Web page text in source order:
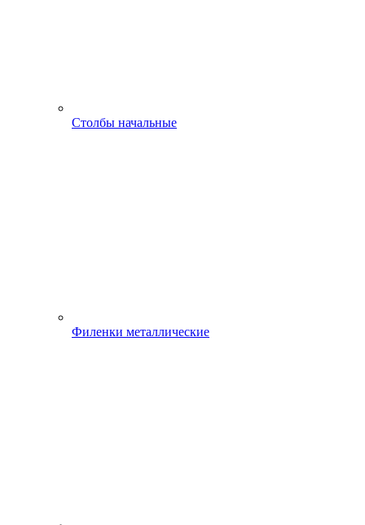
Столбы начальные
Филенки металлические